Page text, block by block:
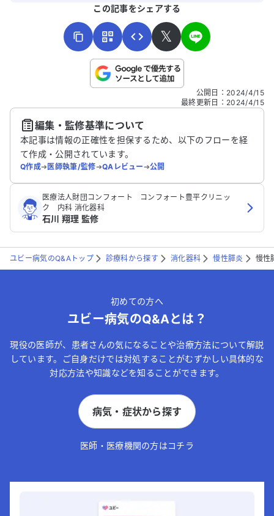
こちらは送信専用のフォームです。氏名やご自身の病気の詳細な
送信する
この記事をシェアする
𝕏
公開日 ： 2024/4/15
最終更新日 ： 2024/4/15
編集・監修基準について
本記事は情報の正確性を担保するため、以下のフローを経
て作成・公開されています。
Q作成➔医師執筆/監修➔QAレビュー➔公開
医療法人財団コンフォート コンフォート豊平クリニッ
ク 内科 消化器科
石川 翔理 監修
ユビー病気のQ&Aトップ 診療科から探す 消化器科 慢性膵炎 慢性
初めての方へ
ユビー病気のQ&Aとは？
現役の医師が、患者さんの気になることや治療方法について解説
しています。ご自身だけでは対処することがむずかしい具体的な
対応方法や知識などを知ることができます。
病気・症状から探す
医師・医療機関の方はコチラ